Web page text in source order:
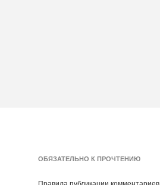
ОБЯЗАТЕЛЬНО К ПРОЧТЕНИЮ